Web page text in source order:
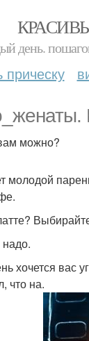
день.
прическу
можно?
молодой
хочется вас
что на.